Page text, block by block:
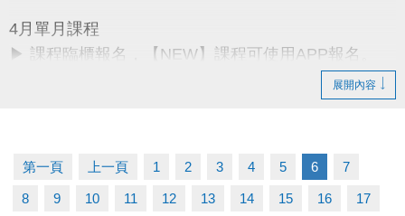
4月單月課程
▶ 課程臨櫃報名，【NEW】課程可使用APP報名。
▶ 有氧、瑜珈、飛輪需年滿15歲；懸吊、空瑜需年滿
18歲。
▶ 若因人數不足無法開班，將於開課前通知，並請持
展開內容
第一頁 上一頁 1 2 3 4 5 6 7
8 9 10 11 12 13 14 15 16 17